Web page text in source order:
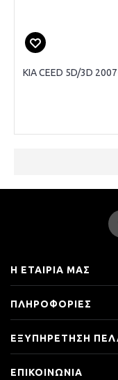
Η ΕΤΑΙΡΊΑ ΜΑΣ
ΠΛΗΡΟΦΟΡΊΕΣ
ΕΞΥΠΗΡΈΤΗΣΗ
ΕΠΙΚΟΙΝΩΝΊΑ